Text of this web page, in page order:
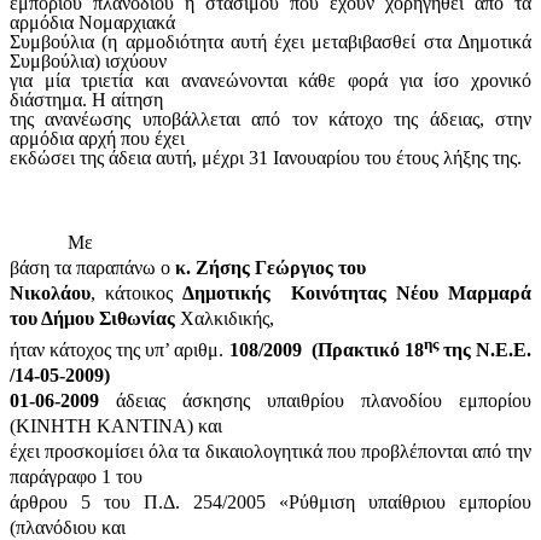
αρμόδια Νομαρχιακά
Συμβούλια (η αρμοδιότητα αυτή έχει μεταβιβασθεί στα Δημοτικά
Συμβούλια) ισχύουν
για μία τριετία και ανανεώνονται κάθε φορά για ίσο χρονικό
διάστημα. Η αίτηση
της ανανέωσης υποβάλλεται από τον κάτοχο της άδειας, στην
αρμόδια αρχή που έχει
εκδώσει της άδεια αυτή, μέχρι 31 Ιανουαρίου του έτους λήξης της.
Με
βάση τα παραπάνω ο κ. Ζήσης Γεώργιος του
Νικολάου, κάτοικοςΔημοτικής
Κοινότητας Νέου Μαρμαρά
του Δήμου Σιθωνίας Χαλκιδικής,
ήταν κάτοχος της υπ’ αριθμ. 108/2009 (Πρακτικό 18ηςτης Ν.Ε.Ε.
/14-05-2009)
01-06-2009 άδειας άσκησης υπαιθρίου πλανοδίου εμπορίου
(ΚΙΝΗΤΗ ΚΑΝΤΙΝΑ) και
έχει προσκομίσει όλα τα δικαιολογητικά που προβλέπονται από την
παράγραφο 1 του
άρθρου 5 του Π.Δ. 254/2005 «Ρύθμιση υπαίθριου εμπορίου
(πλανόδιου και